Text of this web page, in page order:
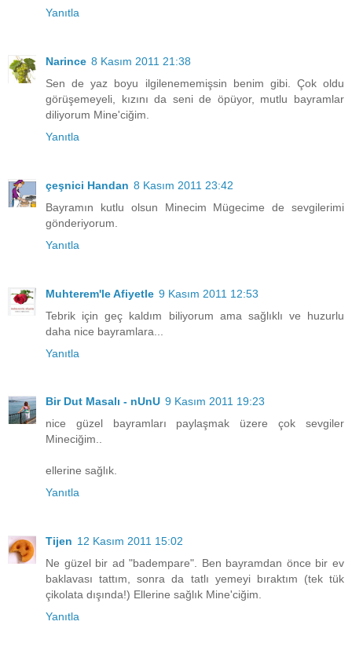
Yanıtla
Narince 8 Kasım 2011 21:38
Sen de yaz boyu ilgilenememişsin benim gibi. Çok oldu
görüşemeyeli, kızını da seni de öpüyor, mutlu bayramlar
diliyorum Mine'ciğim.
Yanıtla
çeşnici Handan 8 Kasım 2011 23:42
Bayramın kutlu olsun Minecim Mügecime de sevgilerimi
gönderiyorum.
Yanıtla
Muhterem'le Afiyetle 9 Kasım 2011 12:53
Tebrik için geç kaldım biliyorum ama sağlıklı ve huzurlu
daha nice bayramlara...
Yanıtla
Bir Dut Masalı - nUnU 9 Kasım 2011 19:23
nice güzel bayramları paylaşmak üzere çok sevgiler
Mineciğim..
ellerine sağlık.
Yanıtla
Tijen 12 Kasım 2011 15:02
Ne güzel bir ad "badempare". Ben bayramdan önce bir ev
baklavası tattım, sonra da tatlı yemeyi bıraktım (tek tük
çikolata dışında!) Ellerine sağlık Mine'ciğim.
Yanıtla